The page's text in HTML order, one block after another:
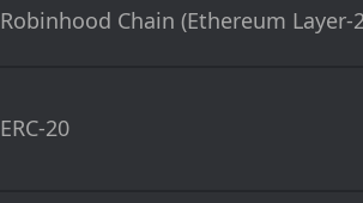
Robinhood Chain (Ethereum Layer-
ERC-20